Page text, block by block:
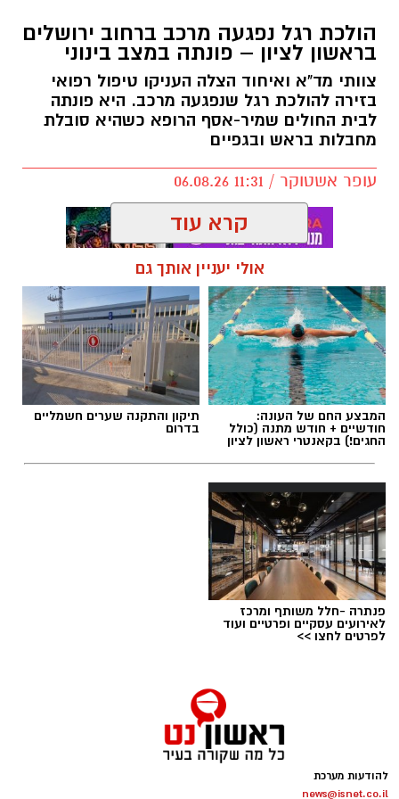
הולכת רגל נפגעה מרכב ברחוב ירושלים
בראשון לציון – פונתה במצב בינוני
צוותי מד"א ואיחוד הצלה העניקו טיפול רפואי
בזירה להולכת רגל שנפגעה מרכב. היא פונתה
לבית החולים שמיר-אסף הרופא כשהיא סובלת
מחבלות בראש ובגפיים
עופר אשטוקר / 11:31 06.08.26
תגים:תאונת דרכים בראשון לציון
צילום: איחוד הצלה
ברחוב ירושלים בראשון לציון.
במרחב איילון על התאונה. צוותי מד"א ואיחוד
הצלה הוזעקו למקום והעניקו לה טיפול רפואי
קרא עוד
אולי יעניין אותך גם
המבצע החם של העונה:
חודשיים + חודש מתנה (כולל
החגים!) בקאנטרי ראשון לציון
תיקון והתקנה שערים חשמליים
בדרום
פנתרה -חלל משותף ומרכז
לאירועים עסקיים ופרטיים ועוד
לפרטים לחצו >>
להודעות מערכת
news@isnet.co.il